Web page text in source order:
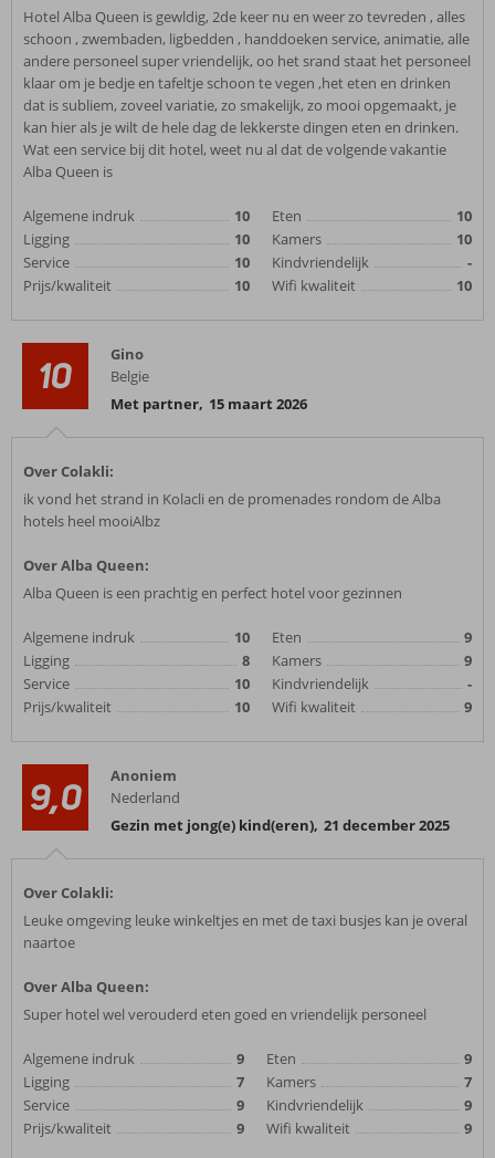
Hotel Alba Queen is gewldig, 2de keer nu en weer zo tevreden , alles
schoon , zwembaden, ligbedden , handdoeken service, animatie, alle
andere personeel super vriendelijk, oo het srand staat het personeel
klaar om je bedje en tafeltje schoon te vegen ,het eten en drinken
dat is subliem, zoveel variatie, zo smakelijk, zo mooi opgemaakt, je
kan hier als je wilt de hele dag de lekkerste dingen eten en drinken.
Wat een service bij dit hotel, weet nu al dat de volgende vakantie
Alba Queen is
Algemene indruk
10
Ligging
10
Service
10
Prijs/kwaliteit
10
Eten
10
Kamers
10
Kindvriendelijk
-
Wifi kwaliteit
10
10
Gino
Belgie
Met partner, 15 maart 2026
Over Colakli:
ik vond het strand in Kolacli en de promenades rondom de Alba
hotels heel mooiAlbz
Over Alba Queen:
Alba Queen is een prachtig en perfect hotel voor gezinnen
Algemene indruk
10
Ligging
8
Service
10
Prijs/kwaliteit
10
Eten
9
Kamers
9
Kindvriendelijk
-
Wifi kwaliteit
9
9,0
Anoniem
Nederland
Gezin met jong(e) kind(eren), 21 december 2025
Over Colakli:
Leuke omgeving leuke winkeltjes en met de taxi busjes kan je overal
naartoe
Over Alba Queen:
Super hotel wel verouderd eten goed en vriendelijk personeel
Algemene indruk
9
Ligging
7
Service
9
Prijs/kwaliteit
9
Eten
9
Kamers
7
Kindvriendelijk
9
Wifi kwaliteit
9